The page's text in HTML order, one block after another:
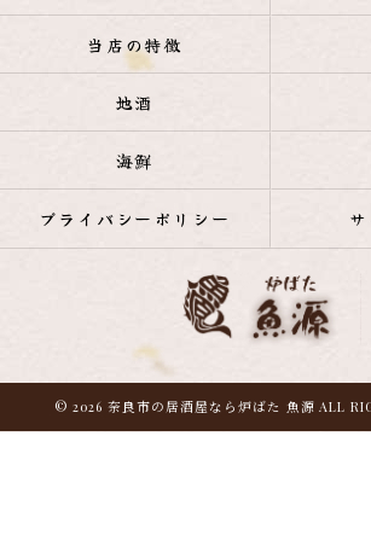
当店の特徴
地酒
海鮮
プライバシーポリシー
© 2026 奈良市の居酒屋なら炉ばた 魚源 ALL